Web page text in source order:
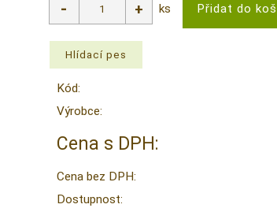
ks
Kód:
Výrobce:
Cena s DPH:
Cena bez DPH:
Dostupnost: